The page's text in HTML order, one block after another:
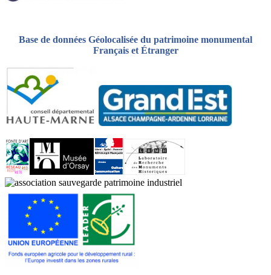
Base de données Géolocalisée du patrimoine monumental
Français et Étranger